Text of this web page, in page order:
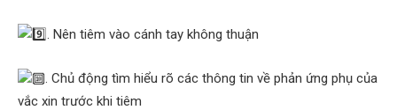
. Nên tiêm vào cánh tay không thuận
. Chủ động tìm hiểu rõ các thông tin về phản ứng phụ của
vắc xin trước khi tiêm